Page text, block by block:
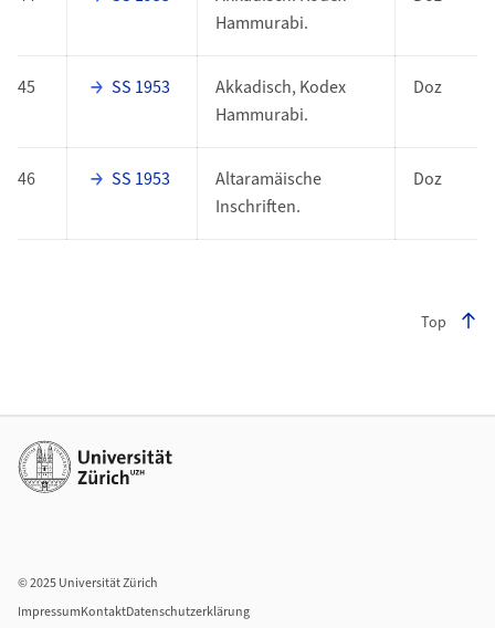
Hammurabi.
45 SS 1953
Akkadisch, Kodex
Hammurabi.
Doz
46 SS 1953
Altaramäische
Inschriften.
Doz
Top
Weiterführende Links
© 2025 Universität Zürich
ImpressumKontaktDatenschutzerklärung